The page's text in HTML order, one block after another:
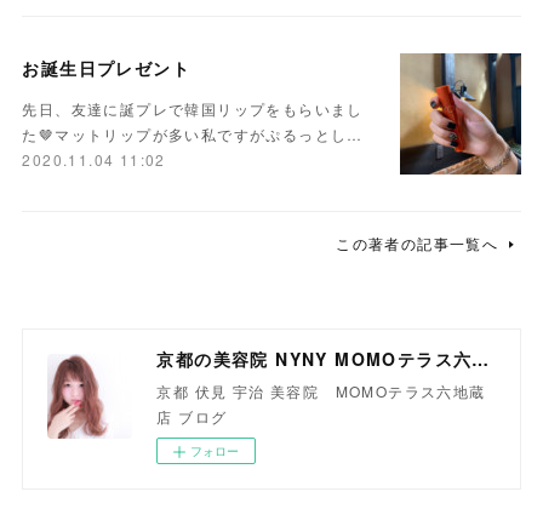
お誕生日プレゼント
先日、友達に誕プレで韓国リップをもらいまし
た🤎マットリップが多い私ですがぷるっとし…
2020.11.04 11:02
この著者の記事一覧へ
京都の美容院 NYNY MOMOテラス六地蔵店
京都 伏見 宇治 美容院 MOMOテラス六地蔵
店 ブログ
フォロー